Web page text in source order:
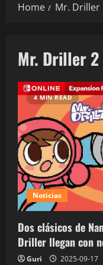
Home Mr. Driller
Mr. Driller 2
4 MIN READ
Noticias
Dos clásicos de
Driller llegan con
Guri 2025-09-17